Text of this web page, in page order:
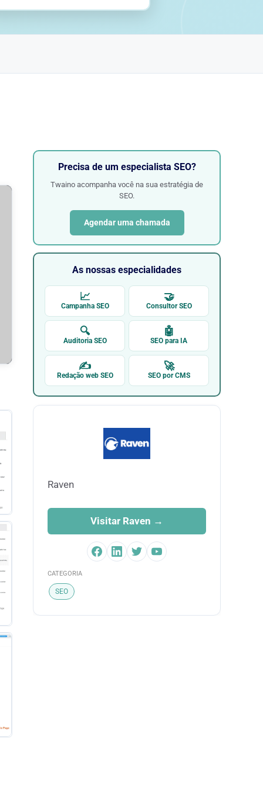
Precisa de um especialista SEO?
Twaino acompanha você na sua estratégia de
SEO.
Agendar uma chamada
As nossas especialidades
📈
Campanha SEO
🤝
Consultor SEO
🔍
Auditoria SEO
🤖
SEO para IA
✍
Redação web SEO
🚀
SEO por CMS
Raven
Visitar Raven →
CATEGORIA
SEO